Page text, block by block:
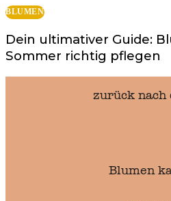
BLUMEN
Dein ultimativer Guide:
Sommer richtig pflegen
zurück nach
Blumen